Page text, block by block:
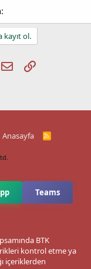
kayıt ol.
E-postaLink
Anasayfa
R
Teams
BTK
kontrol etme ya
içeriklerden